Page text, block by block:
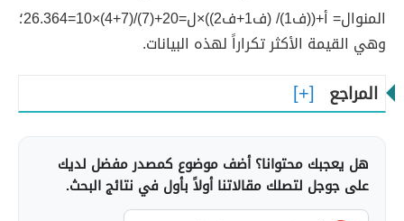
المنوال= أ+((ف1)/ (ف1+ف2))×ل=20+(7)/(7+4)×10=26.364؛
وهي القيمة الأكثر تكراراً لهذه البيانات.
المراجع
هل يعجبك محتوانا؟ أضف موضوع كمصدر مفضل لديك
على جوجل لتصلك مقالاتنا أولاً بأول في نتائج البحث.